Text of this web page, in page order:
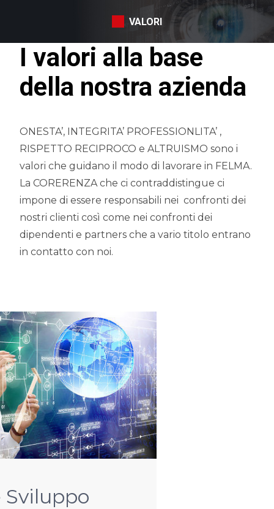
VALORI
I valori alla base
della nostra azienda
ONESTA’, INTEGRITA’ PROFESSIONLITA’ ,
RISPETTO RECIPROCO e ALTRUISMO sono i
valori che guidano il modo di lavorare in FELMA.
La CORERENZA che ci contraddistingue ci
impone di essere responsabili nei confronti dei
nostri clienti così come nei confronti dei
dipendenti e partners che a vario titolo entrano
in contatto con noi.
Sviluppo